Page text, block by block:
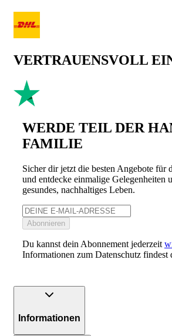
VERTRAUENSVOLL
WERDE TEIL DER
FAMILIE
Sicher dir jetzt die besten Angebote für
und entdecke einmalige Gelegenheiten
gesundes, nachhaltiges Leben.
Abonnieren
Du kannst dein Abonnement jederzeit
Informationen zum Datenschutz findest
Informationen